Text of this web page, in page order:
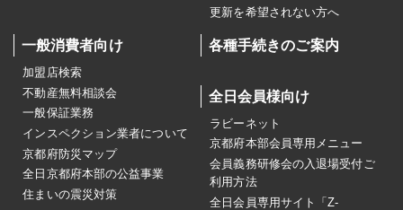
更新を希望されない方へ
一般消費者向け
加盟店検索
不動産無料相談会
一般保証業務
インスペクション業者について
京都府防災マップ
全日京都府本部の公益事業
住まいの震災対策
各種手続きのご案内
全日会員様向け
ラビーネット
京都府本部会員専用メニュー
会員義務研修会の入退場受付ご
利用方法
全日会員専用サイト「Z-